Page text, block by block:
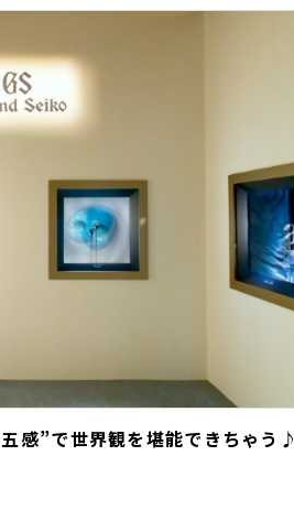
感”で世界観を堪能できちゃう♪